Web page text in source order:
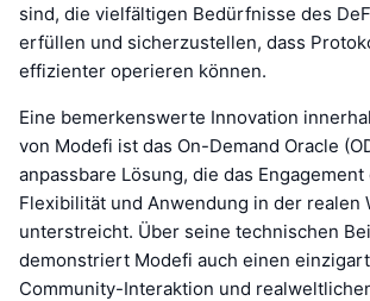
sind, die vielfältigen Bedürfnisse des
erfüllen und sicherzustellen, dass
effizienter operieren können.
Eine bemerkenswerte Innovation
von Modefi ist das On-Demand Oracle
anpassbare Lösung, die das
Flexibilität und Anwendung in der realen
unterstreicht. Über seine technischen
demonstriert Modefi auch einen
Community-Interaktion und